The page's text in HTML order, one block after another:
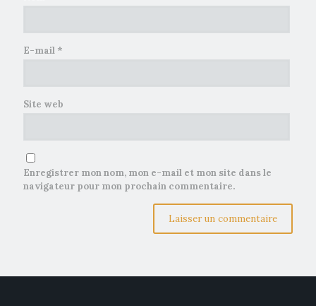
E-mail *
Site web
Enregistrer mon nom, mon e-mail et mon site dans le
navigateur pour mon prochain commentaire.